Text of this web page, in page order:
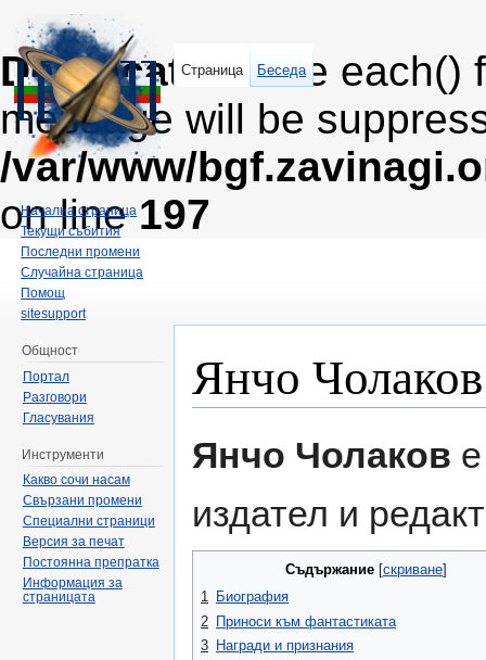
Deprecated: The each()
message will be
/var/www/
on line197
Янчо Чолаков
Янчо Чолаков
издател и
Съдържание скриване
1 Биография
2 Приноси към фантастиката
3 Награди и признания
Страница Беседа
Начална страница
Текущи събития
Последни промени
Случайна страница
Помощ
sitesupport
Общност
Портал
Разговори
Гласувания
Инструменти
Какво сочи насам
Свързани промени
Специални страници
Версия за печат
Постоянна препратка
Информация за
страницата